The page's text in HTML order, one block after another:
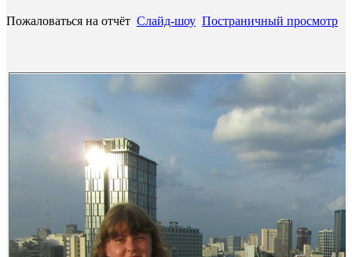
Пожаловаться на отчёт Слайд-шоу Постраничный просмотр